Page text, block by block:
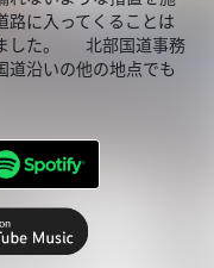
路に入ってくることは
した。 北部国道事務
道沿いの他の地点でも